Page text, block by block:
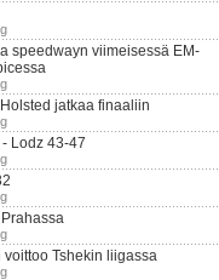
speedwayn viimeisessä EM-
jatkaa finaaliin
Lodz 43-47
Tshekin liigassa